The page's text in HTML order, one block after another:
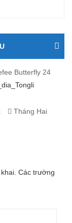
Butterfly 24
Tháng Hai
Các trường